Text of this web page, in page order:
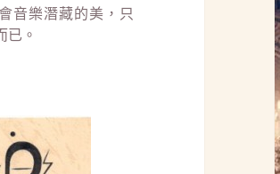
音樂潛藏的美，只
已。